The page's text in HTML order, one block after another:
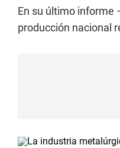
En su último informe
producción nacional